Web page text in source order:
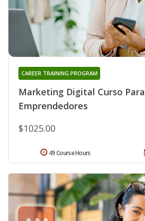
Marketing Digital Curso Para
Emprendedores
CAREER TRAINING PROGRAM
$1025.00
49 Course Hours